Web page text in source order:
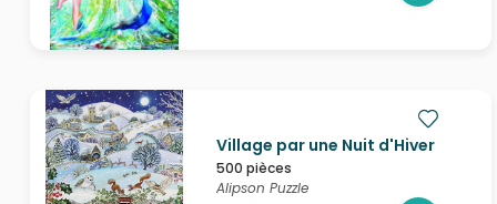
Village par une Nuit d'Hiver
500 pièces
Alipson Puzzle